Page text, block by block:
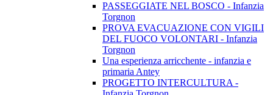
PASSEGGIATE NEL BOSCO - Infanzia
Torgnon
PROVA EVACUAZIONE CON VIGILI
DEL FUOCO VOLONTARI - Infanzia
Torgnon
Una esperienza arricchente - infanzia e
primaria Antey
PROGETTO INTERCULTURA -